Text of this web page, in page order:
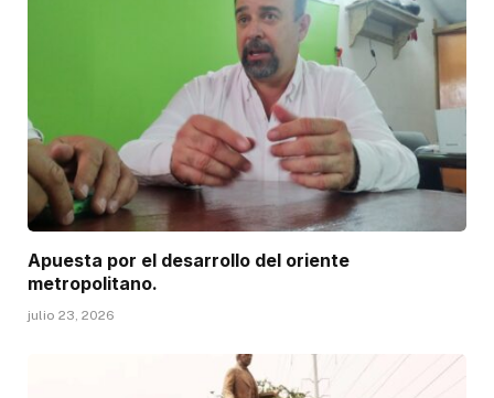
Apuesta por el desarrollo del oriente
metropolitano.
julio 23, 2026